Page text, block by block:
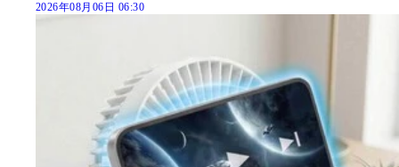
2026年08月06日 06:30